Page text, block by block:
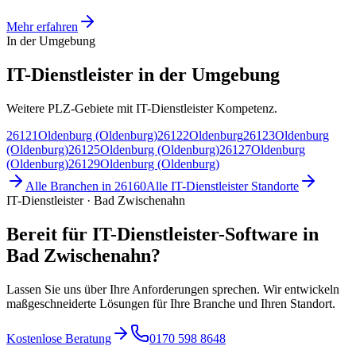
Mehr erfahren
In der Umgebung
IT-Dienstleister in der Umgebung
Weitere PLZ-Gebiete mit IT-Dienstleister Kompetenz.
26121Oldenburg (Oldenburg)26122Oldenburg26123Oldenburg
(Oldenburg)26125Oldenburg (Oldenburg)26127Oldenburg
(Oldenburg)26129Oldenburg (Oldenburg)
Alle Branchen in 26160Alle IT-DienstleisterStandorte
IT-Dienstleister · Bad Zwischenahn
Bereit für IT-Dienstleister-Software in
Bad Zwischenahn?
Lassen Sie uns über Ihre Anforderungen sprechen. Wir entwickeln
maßgeschneiderte Lösungen für Ihre Branche und Ihren Standort.
Kostenlose Beratung
0170 598 8648